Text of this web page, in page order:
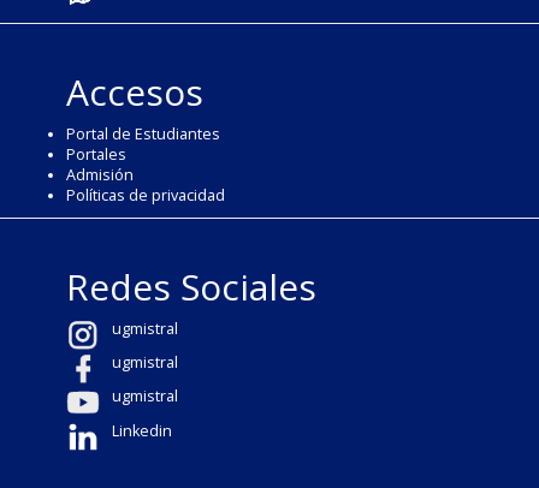
Accesos
Portal de Estudiantes
Portales
Admisión
Políticas de privacidad
Redes Sociales
ugmistral
ugmistral
ugmistral
Linkedin